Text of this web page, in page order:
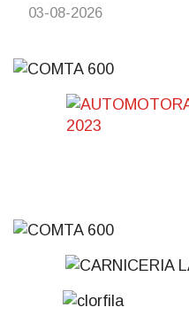
03-08-2026